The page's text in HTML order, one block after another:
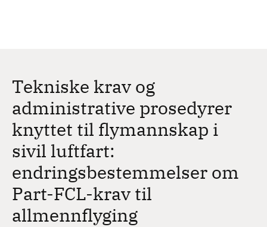
Tekniske krav og
administrative prosedyrer
knyttet til flymannskap i
sivil luftfart:
endringsbestemmelser om
Part-FCL-krav til
allmennflyging